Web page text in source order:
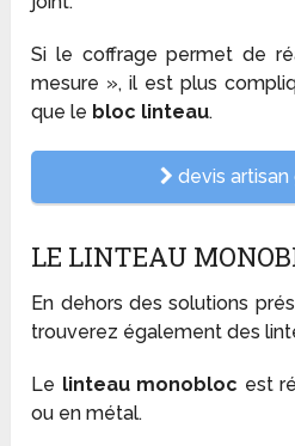
Si le coffrage permet de
mesure », il est plus
que le bloc linteau.
devis artisan
LE LINTEAU
En dehors des solutions
trouverez également des
Le linteau monobloc est
ou en métal.